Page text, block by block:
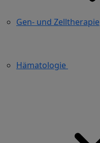
Gen- und Zelltherapie
Hämatologie